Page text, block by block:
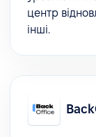
центр
інші.